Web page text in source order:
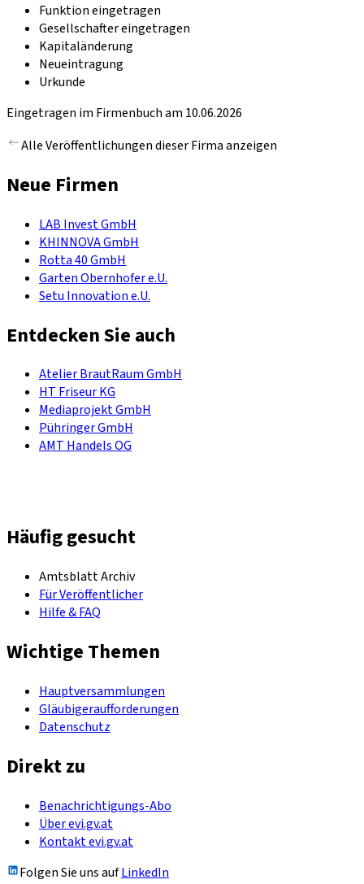
Funktion eingetragen
Gesellschafter eingetragen
Kapitaländerung
Neueintragung
Urkunde
Eingetragen im Firmenbuch am 10.06.2026
Alle Veröffentlichungen dieser Firma anzeigen
Neue Firmen
LAB Invest GmbH
KHINNOVA GmbH
Rotta 40 GmbH
Garten Obernhofer e.U.
Setu Innovation e.U.
Entdecken Sie auch
Atelier BrautRaum GmbH
HT Friseur KG
Mediaprojekt GmbH
Pühringer GmbH
AMT Handels OG
Häufig gesucht
Amtsblatt Archiv
Für Veröffentlicher
Hilfe & FAQ
Wichtige Themen
Hauptversammlungen
Gläubigeraufforderungen
Datenschutz
Direkt zu
Benachrichtigungs-Abo
Über evi.gv.at
Kontakt evi.gv.at
Folgen Sie uns aufLinkedIn